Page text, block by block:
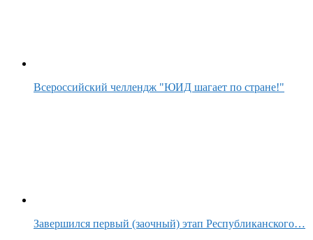
Всероссийский челлендж "ЮИД шагает по стране!"
Завершился первый (заочный) этап Республиканского…